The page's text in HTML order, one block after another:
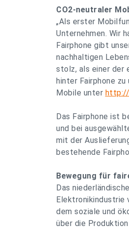
CO2-neutraler
„Als erster
Unternehmen. Wir
Fairphone gibt
nachhaltigen
stolz, als einer der
hinter Fairphone
Mobile unter
Das Fairphone ist
und bei
mit der
bestehende
Bewegung für
Das
Elektronikindustrie
dem soziale und
über die